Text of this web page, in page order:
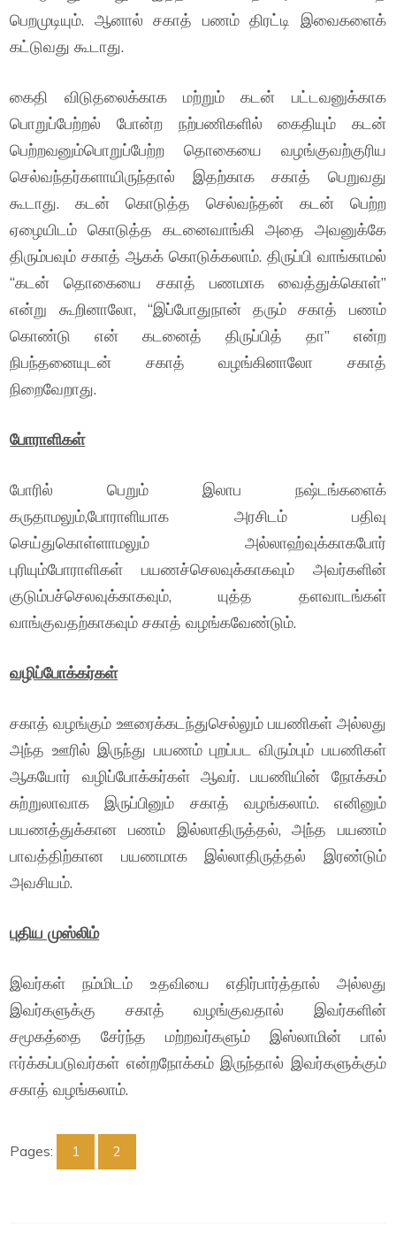
பெறமுடியும். ஆனால் சகாத் பணம் திரட்டி இவைகளைக்
கட்டுவது கூடாது.
கைதி விடுதலைக்காக மற்றும் கடன் பட்டவனுக்காக
பொறுப்பேற்றல் போன்ற நற்பணிகளில் கைதியும் கடன்
பெற்றவனும்பொறுப்பேற்ற தொகையை வழங்குவற்குரிய
செல்வந்தர்களாயிருந்தால் இதற்காக சகாத் பெறுவது
கூடாது. கடன் கொடுத்த செல்வந்தன் கடன் பெற்ற
ஏழையிடம் கொடுத்த கடனைவாங்கி அதை அவனுக்கே
திரும்பவும் சகாத் ஆகக் கொடுக்கலாம். திருப்பி வாங்காமல்
“கடன் தொகையை சகாத் பணமாக வைத்துக்கொள்”
என்று கூறினாலோ, “இப்போதுநான் தரும் சகாத் பணம்
கொண்டு என் கடனைத் திருப்பித் தா” என்ற
நிபந்தனையுடன் சகாத் வழங்கினாலோ சகாத்
நிறைவேறாது.
போராளிகள்
போரில் பெறும் இலாப நஷ்டங்களைக்
கருதாமலும்,போராளியாக அரசிடம் பதிவு
செய்துகொள்ளாமலும் அல்லாஹ்வுக்காகபோர்
புரியும்போராளிகள் பயணச்செலவுக்காகவும் அவர்களின்
குடும்பச்செலவுக்காகவும், யுத்த தளவாடங்கள்
வாங்குவதற்காகவும் சகாத் வழங்கவேண்டும்.
வழிப்போக்கர்கள்
சகாத் வழங்கும் ஊரைக்கடந்துசெல்லும் பயணிகள் அல்லது
அந்த ஊரில் இருந்து பயணம் புறப்பட விரும்பும் பயணிகள்
ஆகயோர் வழிப்போக்கர்கள் ஆவர். பயணியின் நோக்கம்
சுற்றுலாவாக இருப்பினும் சகாத் வழங்கலாம். எனினும்
பயணத்துக்கான பணம் இல்லாதிருத்தல், அந்த பயணம்
பாவத்திற்கான பயணமாக இல்லாதிருத்தல் இரண்டும்
அவசியம்.
புதிய முஸ்லிம்
இவர்கள் நம்மிடம் உதவியை எதிர்பார்த்தால் அல்லது
இவர்களுக்கு சகாத் வழங்குவதால் இவர்களின்
சமூகத்தை சேர்ந்த மற்றவர்களும் இஸ்லாமின் பால்
ஈர்க்கப்படுவர்கள் என்றநோக்கம் இருந்தால் இவர்களுக்கும்
சகாத் வழங்கலாம்.
Pages: 1 2